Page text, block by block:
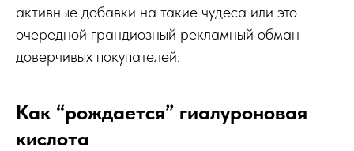
активные добавки на такие чудеса или это
очередной грандиозный рекламный обман
доверчивых покупателей.
Как “рождается” гиалуроновая
кислота